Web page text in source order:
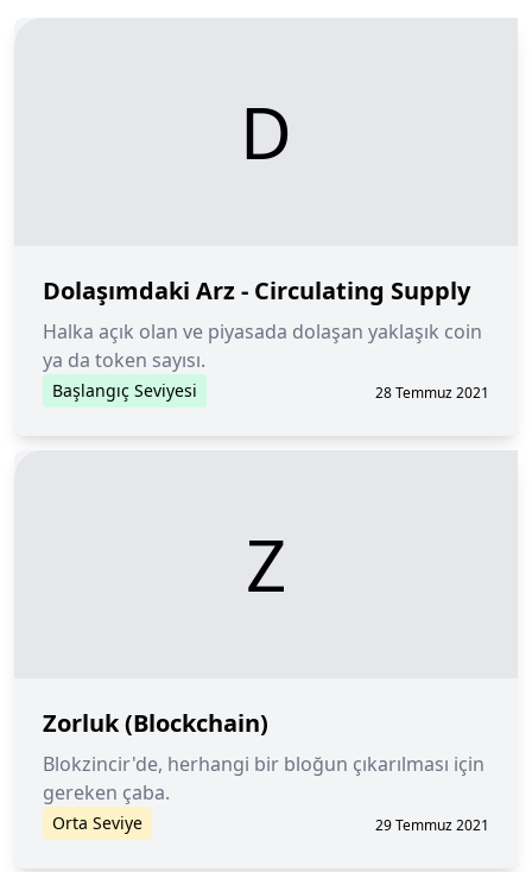
D
Dolaşımdaki Arz - Circulating Supply
Halka açık olan ve piyasada dolaşan yaklaşık coin
ya da token sayısı.
Başlangıç Seviyesi 28 Temmuz 2021
Z
Zorluk (Blockchain)
Blokzincir'de, herhangi bir bloğun çıkarılması için
gereken çaba.
Orta Seviye 29 Temmuz 2021